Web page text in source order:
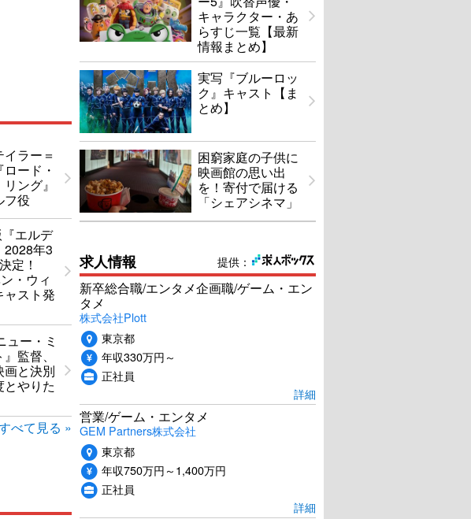
ラー＝
ード・
ング』
フ役
エルデ
2028年3
定！
・ウィ
ャスト発
ュー・ミ
監督、
画と決別
やりた
べて見る »
キャラクター・あ
らすじ一覧【最新
情報まとめ】
実写『ブルーロッ
ク』キャスト【ま
とめ】
困窮家庭の子供に
映画館の思い出
を！寄付で届ける
「シェアシネマ」
提供：
求人情報
新卒総合職/エンタメ企画職/ゲーム・エン
タメ
株式会社Plott
東京都
年収330万円～
正社員
詳細
営業/ゲーム・エンタメ
GEM Partners株式会社
東京都
年収750万円～1,400万円
正社員
詳細